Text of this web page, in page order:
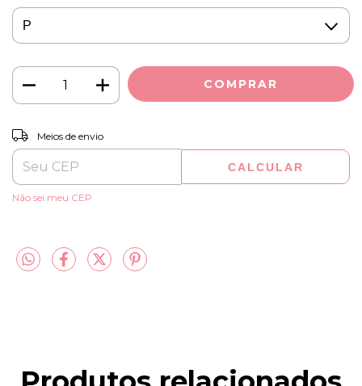
Entregas para o CEP:
Meios de envio
CALCULAR
Não sei meu CEP